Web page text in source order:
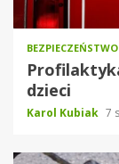
BEZPIECZEŃSTWO
dzieci
Karol Kubiak 7